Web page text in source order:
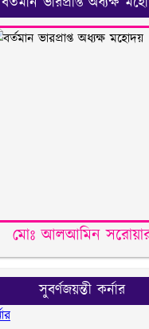
মোঃ আলআমিন
সুবর্ণজয়ন্তী কর্নার